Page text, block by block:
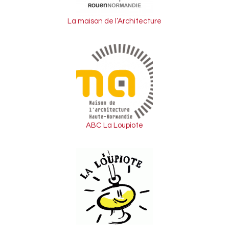
La maison de l’Architecture
ABC La Loupiote